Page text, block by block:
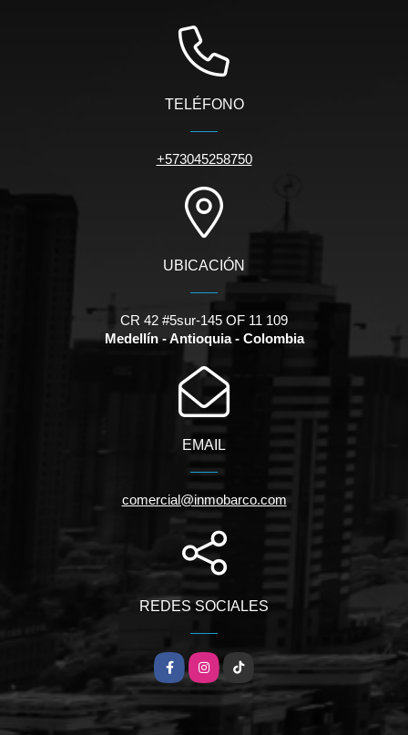
TELÉFONO
+573045258750
UBICACIÓN
CR 42 #5sur-145 OF 11 109
Medellín - Antioquia - Colombia
EMAIL
comercial@inmobarco.com
REDES SOCIALES
FacebookInstagramTikTok